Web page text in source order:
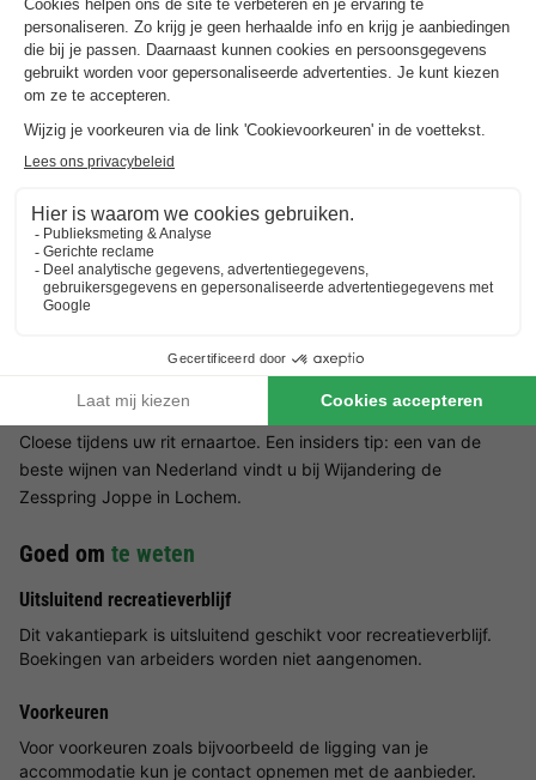
Met de aangeboden faciliteiten is dit luxe vakantiepark uw
thuis weg van huis. De moderne vakantiewoningen liggen
rondom water en bieden alle comfort die u zich wenst tijdens
een vakantie. Doordat het park kleinschalig is, hoeft u zich
geen zorgen te maken dat het te druk wordt. Het is een plek
Omgeving Vakantiepark De Lochemse Berg
Het vakantiepark ligt in het hart van de Gelderse Achterhoek,
direct gelegen aan de rivier De Berkel. Het park is het perfecte
startpunt van lange wandel- en fietsroutes door de groene
dan kunt u terecht in de gezellige omliggende dorpjes. Ontdek
bewonder de historische kastelen van Vorden en Havezate de
Cloese tijdens uw rit ernaartoe. Een insiders tip: een van de
beste wijnen van Nederland vindt u bij Wijandering de
Zesspring Joppe in Lochem.
Goed om te weten
Uitsluitend recreatieverblijf
Dit vakantiepark is uitsluitend geschikt voor recreatieverblijf.
Boekingen van arbeiders worden niet aangenomen.
Voorkeuren
Voor voorkeuren zoals bijvoorbeeld de ligging van je
accommodatie kun je contact opnemen met de aanbieder.